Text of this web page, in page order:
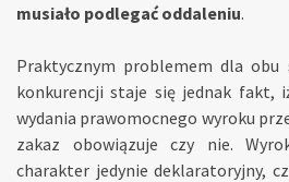
musiało podlegać oddaleniu.
Praktycznym problemem dla
konkurencji staje się jednak fakt,
wydania prawomocnego wyroku
zakaz obowiązuje czy nie.
charakter jedynie deklaratoryjny,